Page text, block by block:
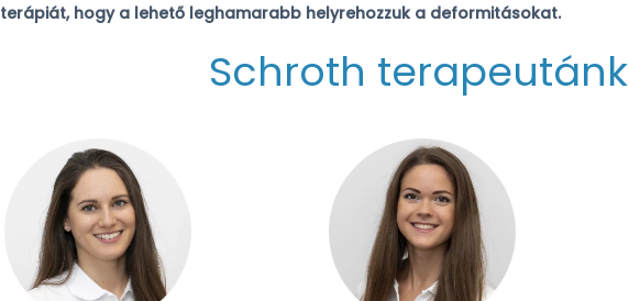
terápiát, hogy a lehető leghamarabb helyrehozzuk a deformitásokat.
Schroth